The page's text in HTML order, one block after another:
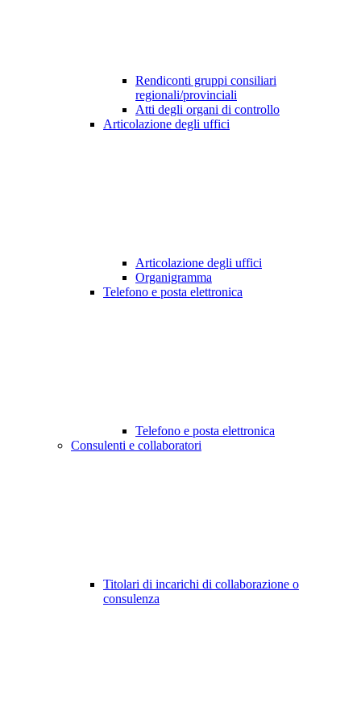
Rendiconti gruppi consiliari
regionali/provinciali
Atti degli organi di controllo
Articolazione degli uffici
Articolazione degli uffici
Organigramma
Telefono e posta elettronica
Telefono e posta elettronica
Consulenti e collaboratori
Titolari di incarichi di collaborazione o
consulenza